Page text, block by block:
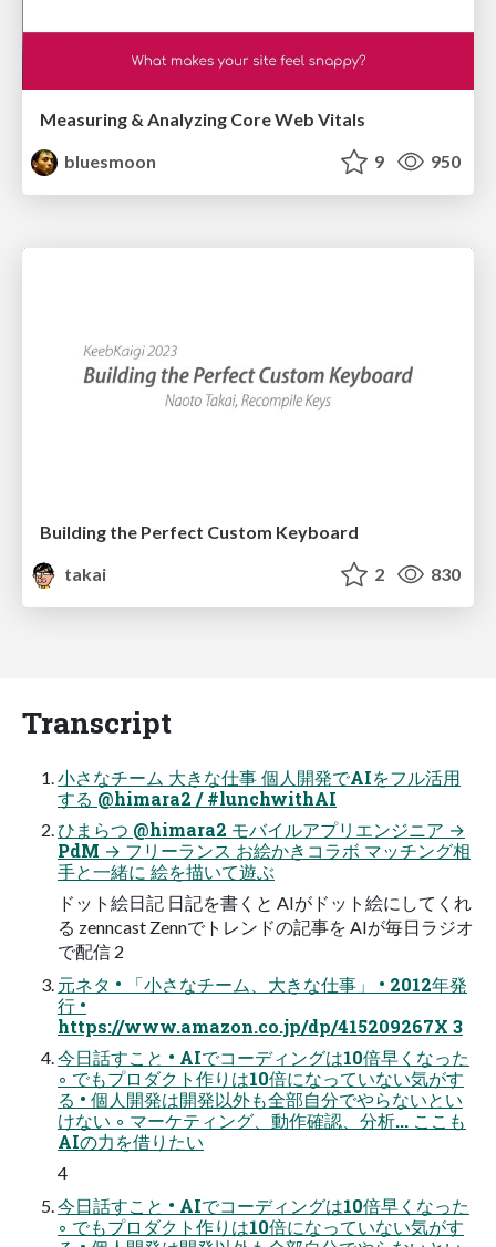
Measuring & Analyzing Core Web Vitals
bluesmoon
9 950
Building the Perfect Custom Keyboard
takai
2 830
Transcript
⼩さなチーム ⼤きな仕事 個⼈開発でAIをフル活⽤
する @himara2 / #lunchwithAI
ひまらつ @himara2 モバイルアプリエンジニア →
PdM → フリーランス お絵かきコラボ マッチング相
⼿と⼀緒に 絵を描いて遊ぶ
ドット絵⽇記 ⽇記を書くと AIがドット絵にしてくれ
る zenncast Zennでトレンドの記事を AIが毎⽇ラジオ
で配信 2
元ネタ • 「⼩さなチーム、⼤きな仕事」 • 2012年発
⾏ •
https://www.amazon.co.jp/dp/415209267X 3
今⽇話すこと • AIでコーディングは10倍早くなった
◦ でもプロダクト作りは10倍になっていない気がす
る • 個⼈開発は開発以外も全部⾃分でやらないとい
けない ◦ マーケティング、動作確認、分析... ここも
AIの⼒を借りたい
4
今⽇話すこと • AIでコーディングは10倍早くなった
◦ でもプロダクト作りは10倍になっていない気がす